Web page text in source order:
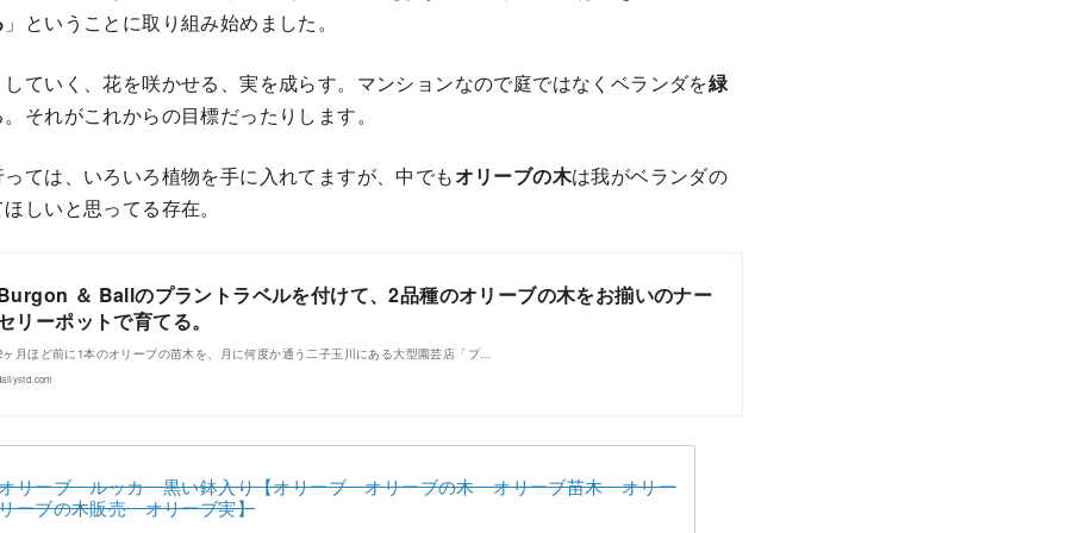
」ということに取り組み始めました。
ていく、花を咲かせる、実を成らす。マンションなので庭ではなくベランダを緑
それがこれからの目標だったりします。
ては、いろいろ植物を手に入れてますが、中でもオリーブの木は我がベランダの
しいと思ってる存在。
＆ Ballのプラントラベルを付けて、2品種のオリーブの木をお揃いのナー
リーポットで育てる。
ヶ月ほど前に1本のオリーブの苗木を、月に何度か通う二子玉川にある大型園芸店「プ…
オリーブ ルッカ 黒い鉢入り【オリーブ オリーブの木 オリーブ苗木 オリー
ーブの木販売 オリーブ実】